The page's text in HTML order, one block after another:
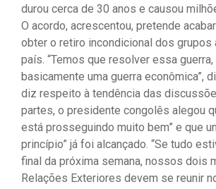
durou cerca de 30 anos e causou
O acordo, acrescentou, pretende
obter o retiro incondicional dos grupos
país. “Temos que resolver essa guerra,
basicamente uma guerra econômica”,
diz respeito à tendência das
partes, o presidente congolês alegou
está prosseguindo muito bem” e que
princípio” já foi alcançado. “Se tudo
final da próxima semana, nossos dois
Relações Exteriores devem se reunir